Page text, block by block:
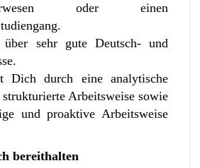
oder einen
sehr gute Deutsch- und
Dich durch eine analytische
Arbeitsweise sowie
und proaktive Arbeitsweise
bereithalten